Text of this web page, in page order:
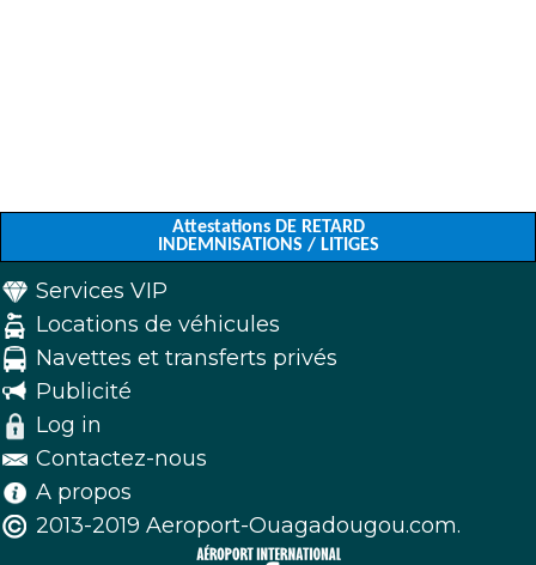
Attestations DE RETARD
INDEMNISATIONS / LITIGES
Services VIP
Locations de véhicules
Navettes et transferts privés
Publicité
Log in
Contactez-nous
A propos
2013-2019 Aeroport-Ouagadougou.com.